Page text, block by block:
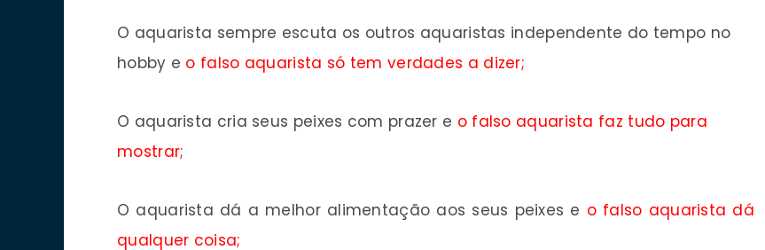
O aquarista sempre escuta os outros aquaristas independente do tempo no
hobby e o falso aquarista só tem verdades a dizer;
O aquarista cria seus peixes com prazer e o falso aquarista faz tudo para
mostrar;
O aquarista dá a melhor alimentação aos seus peixes e o falso aquarista dá
qualquer coisa;